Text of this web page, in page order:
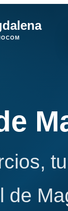
de